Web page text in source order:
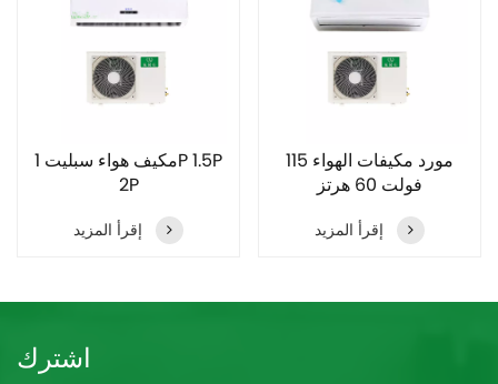
مكيف هواء سبليت 1P 1.5P
2P
إقرأ المزيد
مورد مكيفات الهواء 115
فولت 60 هرتز
إقرأ المزيد
اشترك